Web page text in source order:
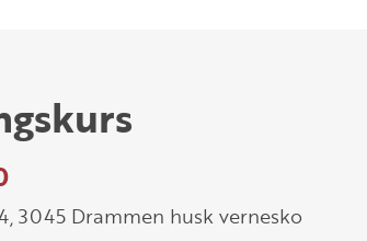
3045 Drammen husk vernesko